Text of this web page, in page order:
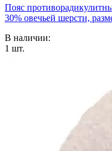
Пояс
30% овечьей шерсти,
В наличии:
1 шт.